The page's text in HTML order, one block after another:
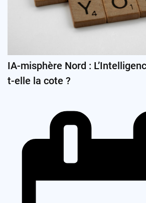
IA-misphère Nord :
t-elle la cote ?